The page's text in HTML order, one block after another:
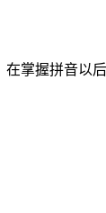
掌握拼音以